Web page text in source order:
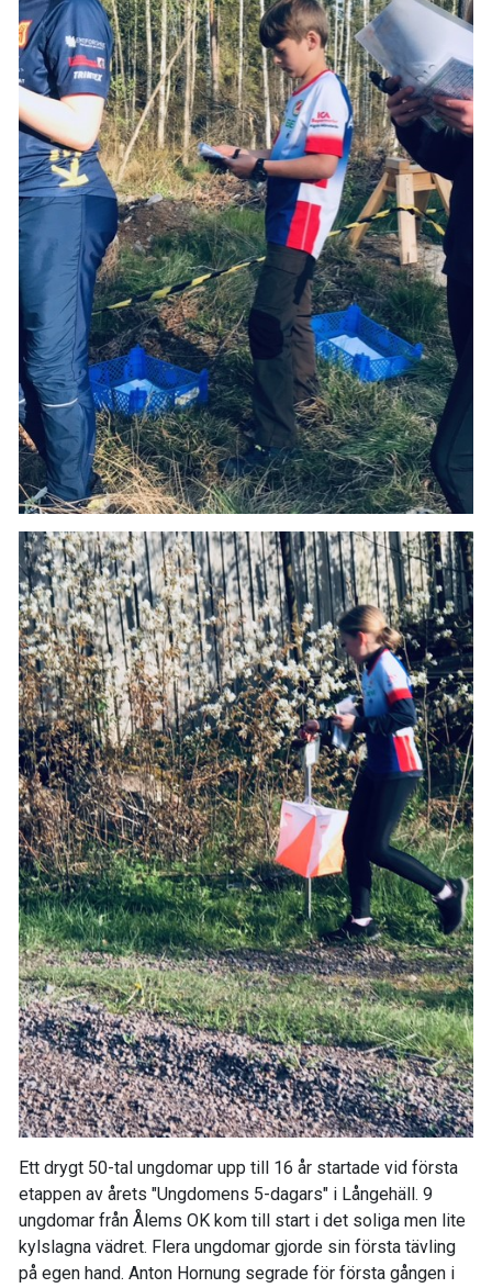
Ett drygt 50-tal ungdomar upp till 16 år startade vid första
etappen av årets "Ungdomens 5-dagars" i Långehäll. 9
ungdomar från Ålems OK kom till start i det soliga men lite
kylslagna vädret. Flera ungdomar gjorde sin första tävling
på egen hand. Anton Hornung segrade för första gången i